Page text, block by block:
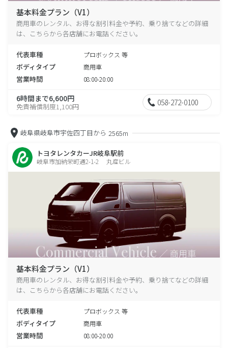
基本料金プラン（V1）
商用車のレンタル、お得な割引料金や予約、乗り捨てなどの詳細
は、こちらから各店舗にお電話ください。
代表車種 プロボックス 等
ボディタイプ 商用車
営業時間 08:00-20:00
6時間まで6,600円
免責補償制度1,100円 058-272-0100
岐阜県岐阜市宇佐四丁目から 2565m
トヨタレンタカーJR岐阜駅前
岐阜市加納栄町通2-1-2 丸産ビル
基本料金プラン（V1）
商用車のレンタル、お得な割引料金や予約、乗り捨てなどの詳細
は、こちらから各店舗にお電話ください。
代表車種 プロボックス 等
ボディタイプ 商用車
営業時間 08:00-20:00